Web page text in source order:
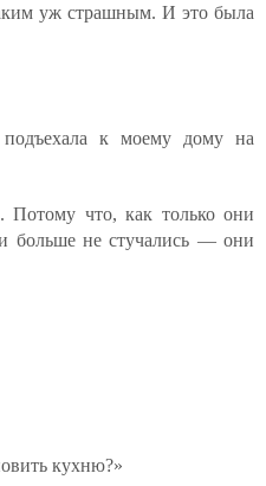
уж страшным. И это была
к моему дому на
Потому что, как только они
больше не стучались — они
кухню?»